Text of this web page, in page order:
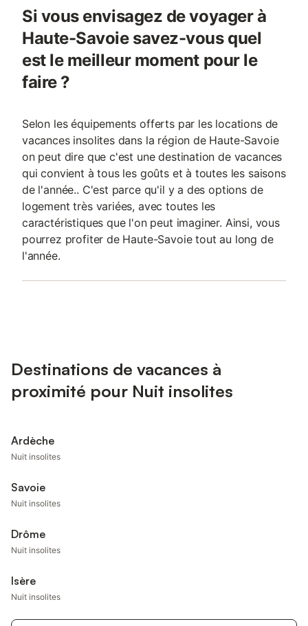
Si vous envisagez de voyager à
Haute-Savoie savez-vous quel
est le meilleur moment pour le
faire ?
Selon les équipements offerts par les locations de
vacances insolites dans la région de Haute-Savoie
on peut dire que c'est une destination de vacances
qui convient à tous les goûts et à toutes les saisons
de l'année.. C'est parce qu'il y a des options de
logement très variées, avec toutes les
caractéristiques que l'on peut imaginer. Ainsi, vous
pourrez profiter de Haute-Savoie tout au long de
l'année.
Destinations de vacances à
proximité pour Nuit insolites
Ardèche
Nuit insolites
Savoie
Nuit insolites
Drôme
Nuit insolites
Isère
Nuit insolites